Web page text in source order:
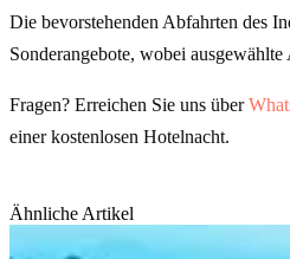
Die bevorstehenden Abfahrten des
Sonderangebote, wobei
Fragen? Erreichen Sie uns über
einer kostenlosen Hotelnacht.
Ähnliche Artikel